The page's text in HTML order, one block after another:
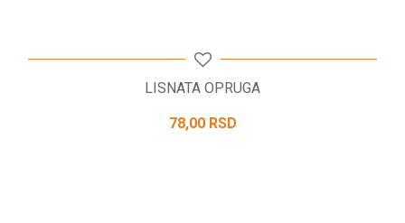
LISNATA OPRUGA
78,00 RSD